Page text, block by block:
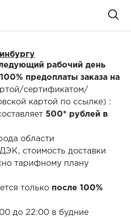
рабочий день
100% предоплаты заказа на
сертификатом/
картой по ссылке) :
500* рублей в
области
стоимость доставки
тарифному плану
только после 100%
до 22:00 в будние